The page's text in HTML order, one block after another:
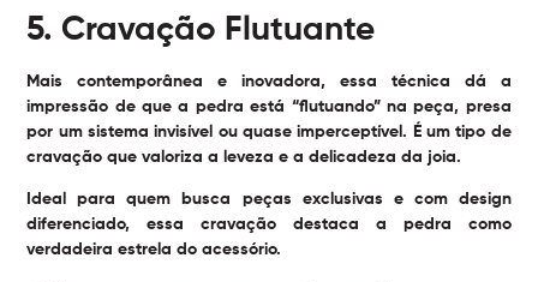
5. Cravação Flutuante
Mais contemporânea e inovadora, essa técnica dá a
impressão de que a pedra está “flutuando” na peça, presa
por um sistema invisível ou quase imperceptível. É um tipo de
cravação que valoriza a leveza e a delicadeza da joia.
Ideal para quem busca peças exclusivas e com design
diferenciado, essa cravação destaca a pedra como
verdadeira estrela do acessório.